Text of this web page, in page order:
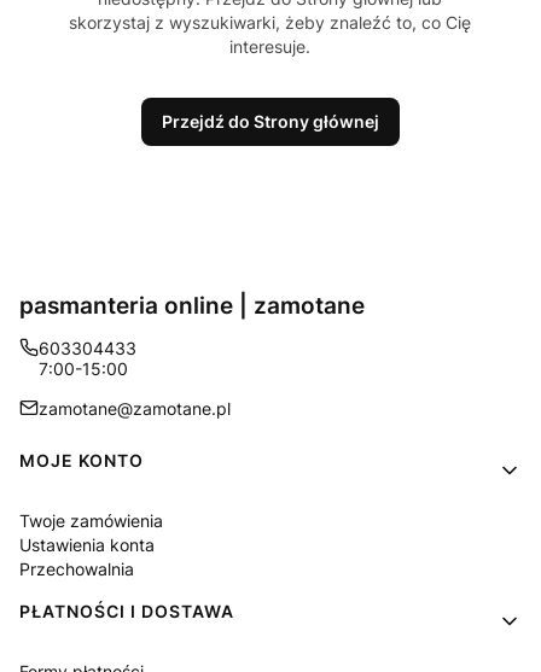
skorzystaj z wyszukiwarki, żeby znaleźć to, co Cię
interesuje.
Przejdź do Strony głównej
pasmanteria online | zamotane
603304433
7:00-15:00
zamotane@zamotane.pl
Linki w stopce
MOJE KONTO
Twoje zamówienia
Ustawienia konta
Przechowalnia
PŁATNOŚCI I DOSTAWA